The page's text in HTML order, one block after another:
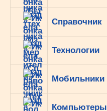
Справочник
Технологии
Мобильники
Компьютеры